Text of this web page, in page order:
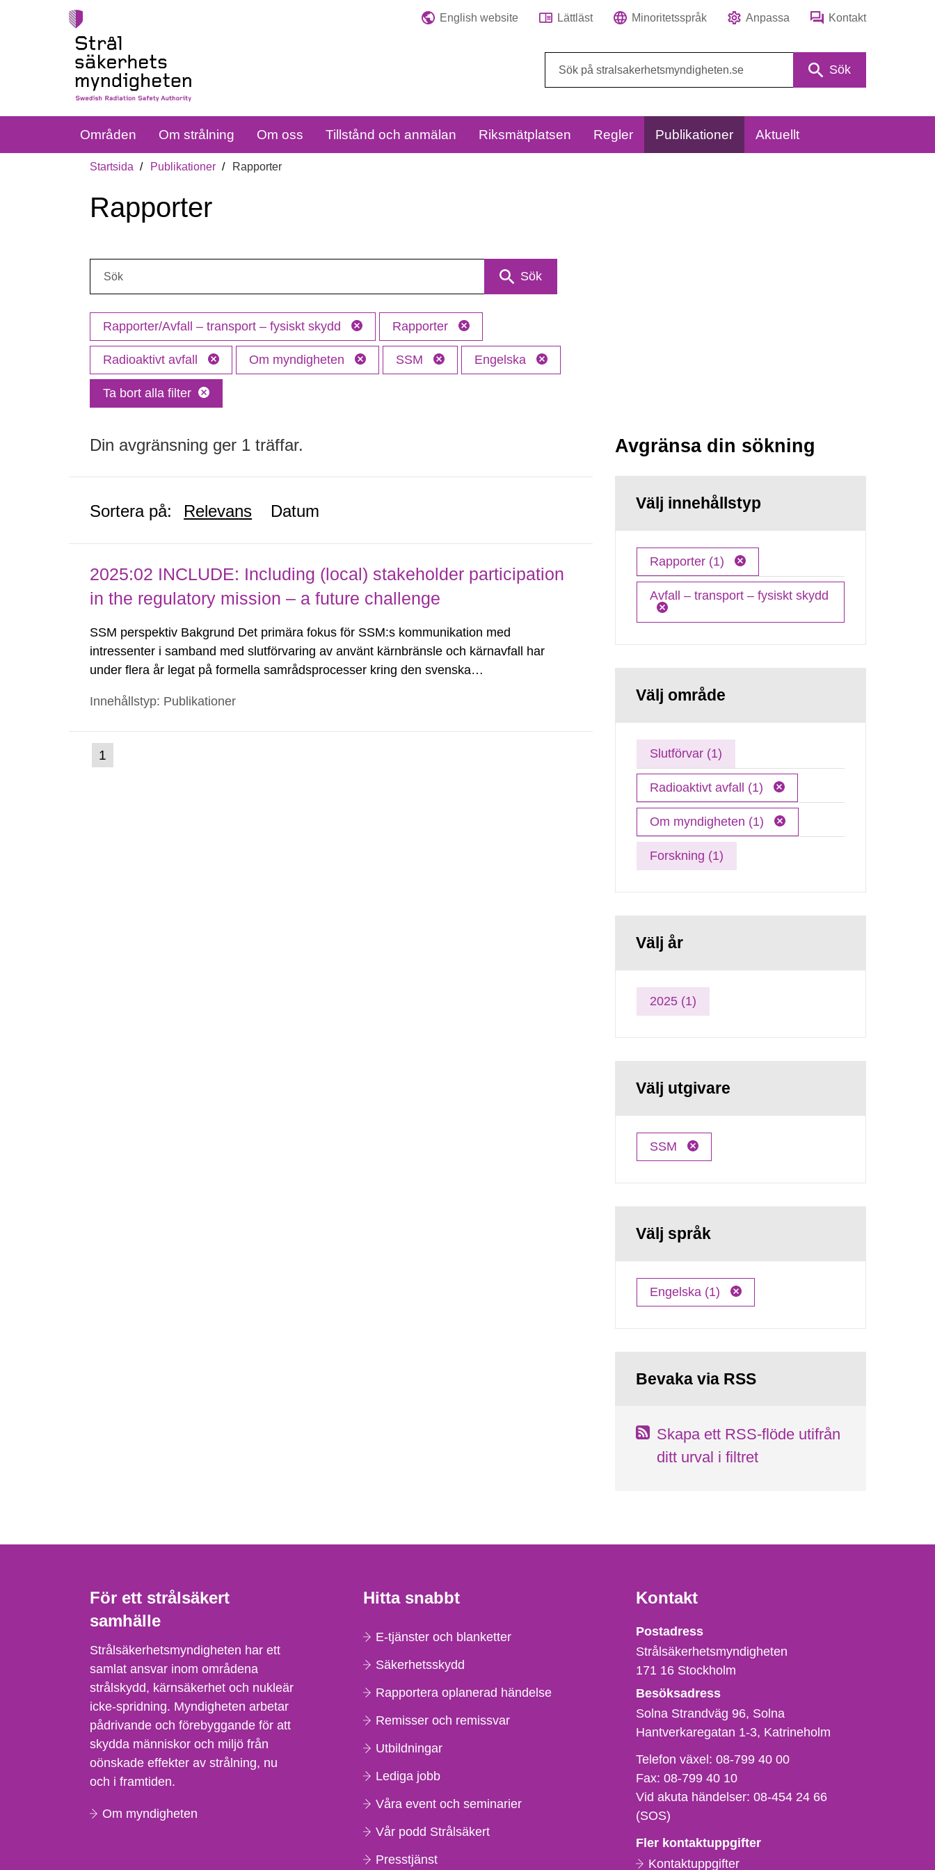
English website Lättläst Minoritetsspråk Anpassa Kontakt
Sök
Områden Om strålning Om oss Tillstånd och anmälan Riksmätplatsen Regler Publikationer Aktuellt
Startsida Publikationer Rapporter
Rapporter
Sök
Rapporter/Avfall – transport – fysiskt skydd Rapporter
Radioaktivt avfall Om myndigheten SSM Engelska
Ta bort alla filter
Din avgränsning ger 1 träffar.
Sortera på: Relevans Datum
2025:02 INCLUDE: Including (local) stakeholder participation
in the regulatory mission – a future challenge
SSM perspektiv Bakgrund Det primära fokus för SSM:s kommunikation med
intressenter i samband med slutförvaring av använt kärnbränsle och kärnavfall har
under flera år legat på formella samrådsprocesser kring den svenska
tillståndsansökningar enligt kärntekniklagen.
Innehållstyp: Publikationer
Gå
till
1
Avgränsa din sökning
Välj innehållstyp
Rapporter (1)
Avfall – transport – fysiskt skydd
Välj område
Slutförvar (1)
Radioaktivt avfall (1)
Om myndigheten (1)
Forskning (1)
Välj år
2025 (1)
Välj utgivare
SSM
Välj språk
Engelska (1)
Bevaka via RSS
Skapa ett RSS-flöde utifrån
ditt urval i filtret
För ett strålsäkert
samhälle
Strålsäkerhetsmyndigheten har ett
samlat ansvar inom områdena
strålskydd, kärnsäkerhet och nukleär
icke-spridning. Myndigheten arbetar
pådrivande och förebyggande för att
skydda människor och miljö från
oönskade effekter av strålning, nu
och i framtiden.
Om myndigheten
Hitta snabbt
E-tjänster och blanketter
Säkerhetsskydd
Rapportera oplanerad händelse
Remisser och remissvar
Utbildningar
Lediga jobb
Våra event och seminarier
Vår podd Strålsäkert
Presstjänst
Kontakt
Strålsäkerhetsmyndigheten
Postadress
Strålsäkerhetsmyndigheten
171 16 Stockholm
Besöksadress
Solna Strandväg 96, Solna
Hantverkaregatan 1-3 Katrineholm
Telefon,
fax
och
e-
Telefon växel:08-799 40 00
Fax:08-799 40 10
Vid akuta händelser:08-454 24 66
(SOS)
Fler kontaktuppgifter
Kontaktuppgifter